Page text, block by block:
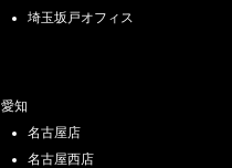
愛知
名古屋店
名古屋西店
埼玉坂戸オフィス